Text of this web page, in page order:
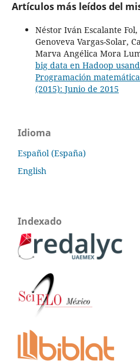
Artículos más leídos del
Néstor Iván Escalante
Genoveva Vargas-Solar,
Marva Angélica Mora
big data en Hadoop
Programación
(2015): Junio de 2015
Idioma
Español (España)
English
Indexado